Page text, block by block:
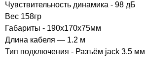
Чувствительность динамика - 98 дБ
Вес 158гр
Габариты - 190х170х75мм
Длина кабеля — 1.2 м
Тип подключения - Разъём jack 3.5 мм